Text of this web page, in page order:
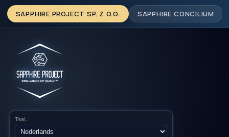
SAPPHIRE PROJECT SP. Z O.O. SAPPHIRE CONCILIUM
Taal: